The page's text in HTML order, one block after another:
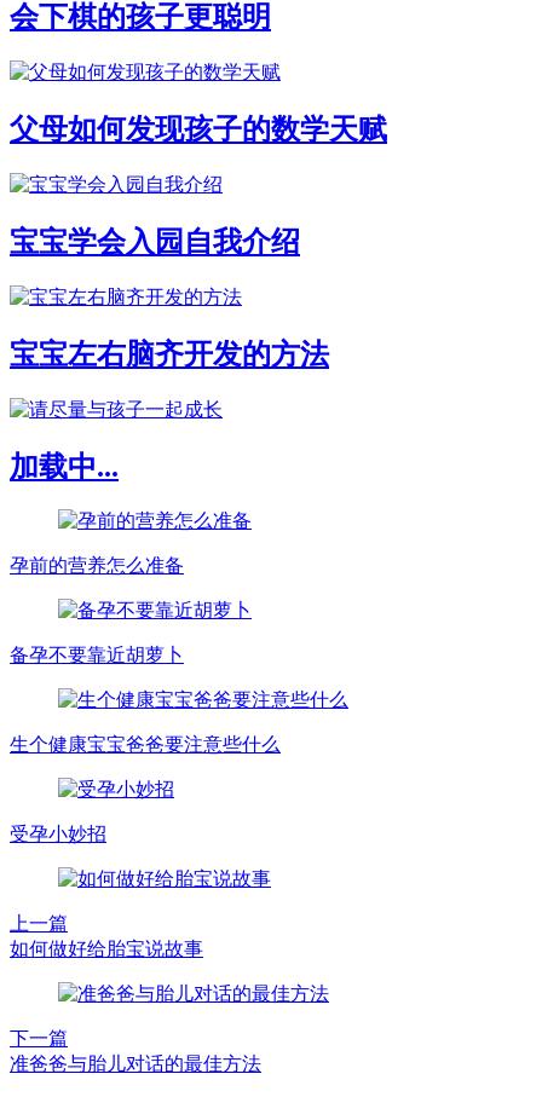
会下棋的孩子更聪明
父母如何发现孩子的数学天赋
宝宝学会入园自我介绍
宝宝左右脑齐开发的方法
加载中...
孕前的营养怎么准备
备孕不要靠近胡萝卜
生个健康宝宝爸爸要注意些什么
受孕小妙招
上一篇
如何做好给胎宝说故事
下一篇
准爸爸与胎儿对话的最佳方法